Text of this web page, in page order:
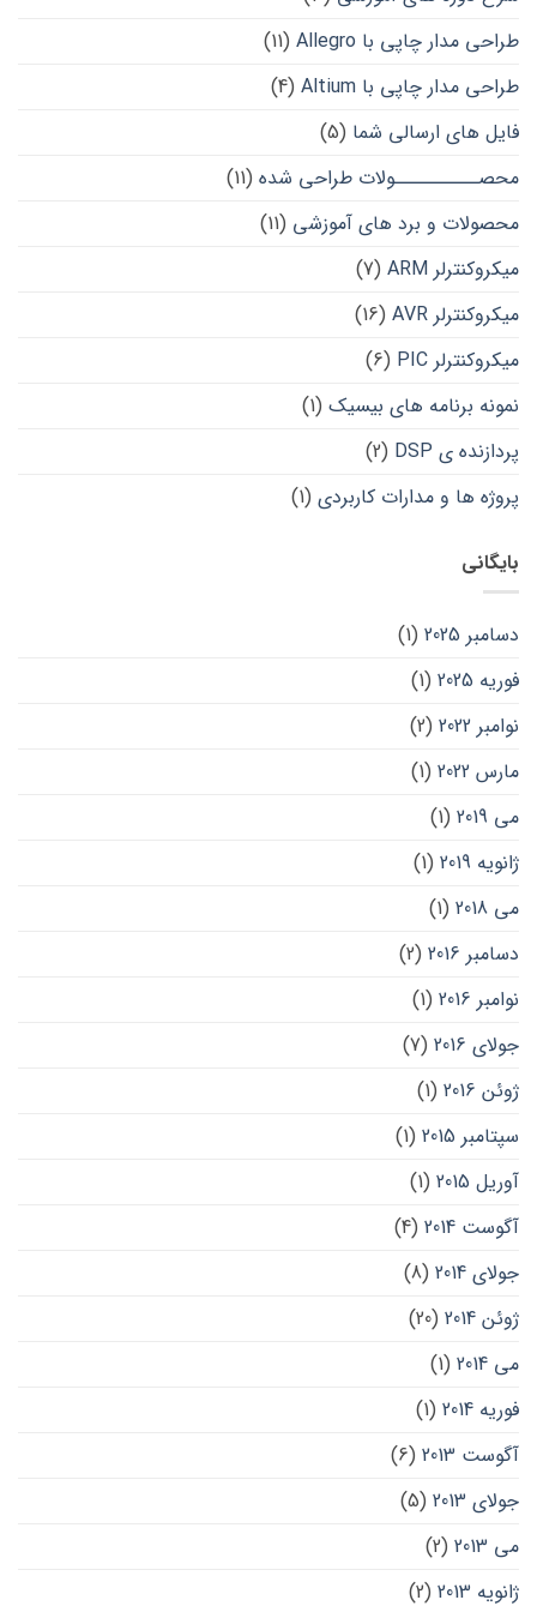
طراحی مدار چاپی با Allegro
(11)
طراحی مدار چاپی با Altium
(4)
فایل های ارسالی شما (5)
محصــــــــــولات طراحی شده (11)
محصولات و برد های آموزشی (11)
میکروکنترلر ARM
(7)
میکروکنترلر AVR
(16)
میکروکنترلر PIC
(6)
نمونه برنامه های بیسیک (1)
پردازنده ی DSP
(2)
پروژه ها و مدارات کاربردی (1)
بایگانی
دسامبر 2025
(1)
فوریه 2025
(1)
نوامبر 2022
(2)
مارس 2022
(1)
می 2019
(1)
ژانویه 2019
(1)
می 2018
(1)
دسامبر 2016
(2)
نوامبر 2016
(1)
جولای 2016
(7)
ژوئن 2016
(1)
سپتامبر 2015
(1)
آوریل 2015
(1)
آگوست 2014
(4)
جولای 2014
(8)
ژوئن 2014
(20)
می 2014
(1)
فوریه 2014
(1)
آگوست 2013
(6)
جولای 2013
(5)
می 2013
(2)
ژانویه 2013
(2)